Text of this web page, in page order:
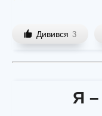
Дивився 3
Я –